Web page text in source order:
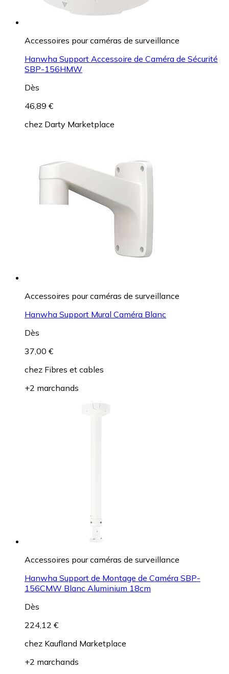
Accessoires pour caméras de surveillance
Hanwha Support Accessoire de Caméra de Sécurité
SBP-156HMW
Dès
46,89 €
chez Darty Marketplace
Accessoires pour caméras de surveillance
Hanwha Support Mural Caméra Blanc
Dès
37,00 €
chez Fibres et cables
+2 marchands
Accessoires pour caméras de surveillance
Hanwha Support de Montage de Caméra SBP-
156CMW Blanc Aluminium 18cm
Dès
224,12 €
chez Kaufland Marketplace
+2 marchands